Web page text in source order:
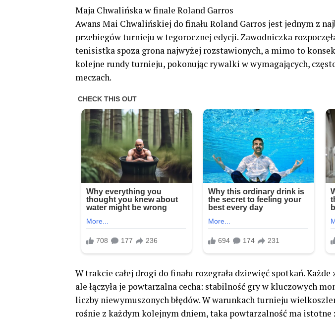
Maja Chwalińska w finale Roland Garros
Awans Mai Chwalińskiej do finału Roland Garros jest jednym z
przebiegów turnieju w tegorocznej edycji. Zawodniczka
tenisistka spoza grona najwyżej rozstawionych, a mimo to
kolejne rundy turnieju, pokonując rywalki w wymagających,
meczach.
W trakcie całej drogi do finału rozegrała dziewięć spotkań.
ale łączyła je powtarzalna cecha: stabilność gry w kluczowych
liczby niewymuszonych błędów. W warunkach turnieju
rośnie z każdym kolejnym dniem, taka powtarzalność ma